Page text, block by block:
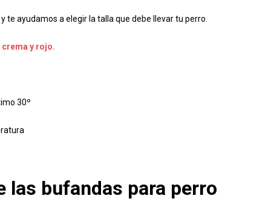
te ayudamos a elegir la talla que debe llevar tu perro.
y rojo.
30º
las bufandas para perro